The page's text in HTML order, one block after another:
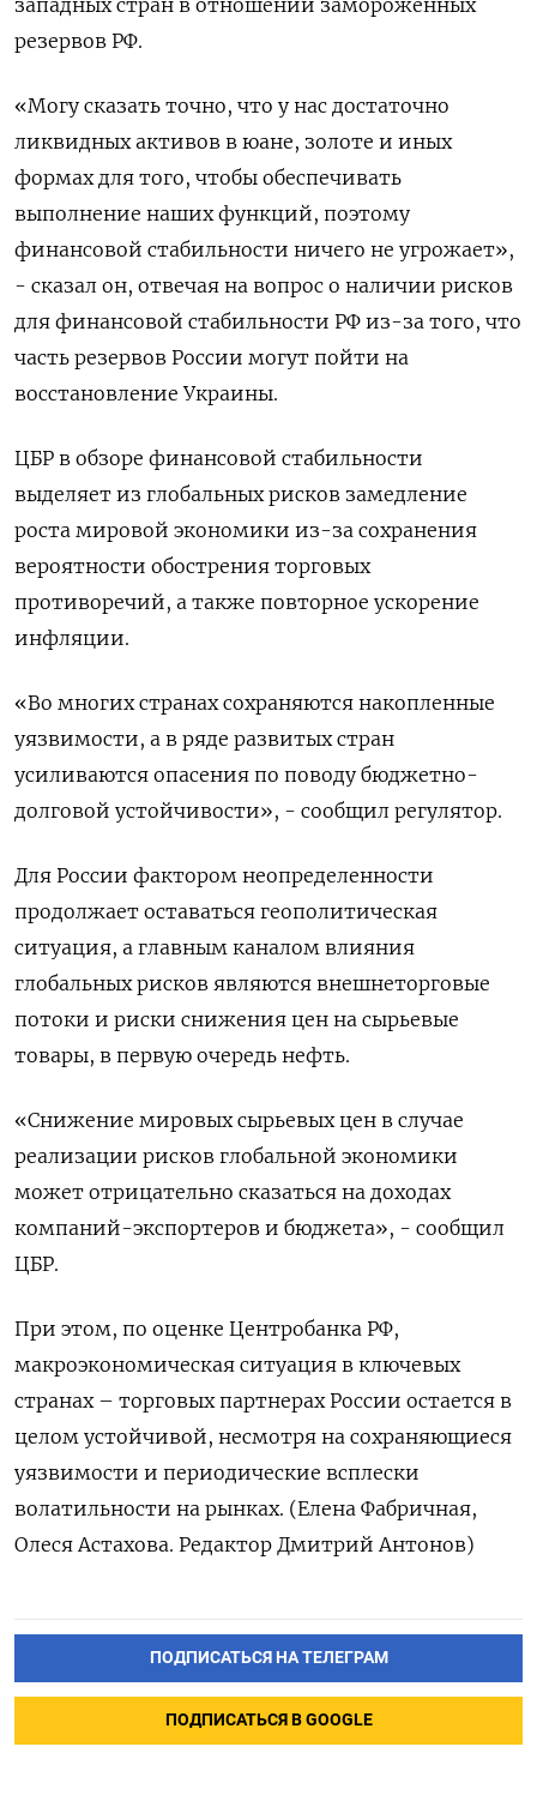
западных стран в отношении замороженных
резервов РФ.
«Могу сказать точно, что у нас достаточно
ликвидных активов в юане, золоте и иных
формах для того, чтобы обеспечивать
выполнение наших функций, поэтому
финансовой стабильности ничего не угрожает»,
- сказал он, отвечая на вопрос о наличии рисков
для финансовой стабильности РФ из-за того, что
часть резервов России могут пойти на
восстановление Украины.
ЦБР в обзоре финансовой стабильности
выделяет из глобальных рисков замедление
роста мировой экономики из-за сохранения
вероятности обострения торговых
противоречий, а также повторное ускорение
инфляции.
«Во многих странах сохраняются накопленные
уязвимости, а в ряде развитых стран
усиливаются опасения по поводу бюджетно-
долговой устойчивости», - сообщил регулятор.
Для России фактором неопределенности
продолжает оставаться геополитическая
ситуация, а главным каналом влияния
глобальных рисков являются внешнеторговые
потоки и риски снижения цен на сырьевые
товары, в первую очередь нефть.
«Снижение мировых сырьевых цен в случае
реализации рисков глобальной экономики
может отрицательно сказаться на доходах
компаний-экспортеров и бюджета», - сообщил
ЦБР.
При этом, по оценке Центробанка РФ,
макроэкономическая ситуация в ключевых
странах – торговых партнерах России остается в
целом устойчивой, несмотря на сохраняющиеся
уязвимости и периодические всплески
волатильности на рынках. (Елена Фабричная,
Олеся Астахова. Редактор Дмитрий Антонов)
ПОДПИСАТЬСЯ НА ТЕЛЕГРАМ
ПОДПИСАТЬСЯ В GOOGLE